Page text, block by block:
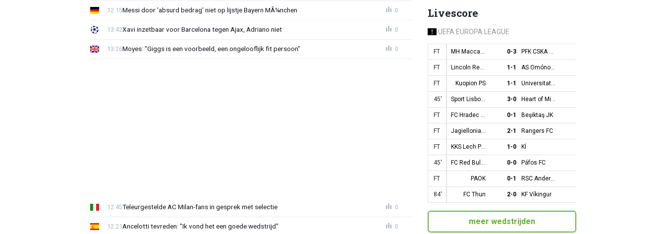
Messi door 'absurd bedrag' niet op lijstje Bayern MÃ¼nchen
12:15 0
Xavi inzetbaar voor Barcelona tegen Ajax, Adriano niet
13:42 0
Moyes: "Giggs is een voorbeeld, een ongelooflijk fit persoon"
13:26 0
Teleurgestelde AC Milan-fans in gesprek met selectie
12:45 0
Ancelotti tevreden: "Ik vond het een goede wedstrijd"
12:21 0
Livescore
UEFA EUROPA LEAGUE
FT MH Maccabi Tel Aviv 0-3 PFK CSKA Sofia
FT Lincoln Red Imps FC 1-1 AS Omónoia Leukosías
FT Kuopion PS 1-1 Universitatea Craiova CS
45' Sport Lisboa e Benfica 3-0 Heart of Midlothian FC
FT FC Hradec Králové 0-1 Beşiktaş JK
FT Jagiellonia Białystok 2-1 Rangers FC
FT KKS Lech Poznań 1-0 KÍ
45' FC Red Bull Salzburg 0-0 Páfos FC
FT PAOK 0-1 RSC Anderlecht
84' FC Thun 2-0 KF Víkingur
meer wedstrijden